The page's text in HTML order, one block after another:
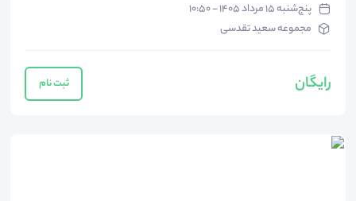
پنج‌شنبه ۱۵ مرداد ۱۴۰۵ - ۱۰:۵۰
مجموعه سعید تقدسی
رایگان ثبت نام